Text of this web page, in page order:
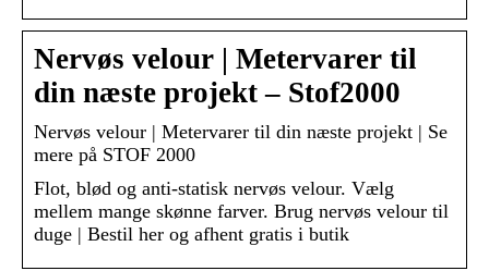
Nervøs velour | Metervarer til
din næste projekt – Stof2000
Nervøs velour | Metervarer til din næste projekt | Se
mere på STOF 2000
Flot, blød og anti-statisk nervøs velour. Vælg
mellem mange skønne farver. Brug nervøs velour til
duge | Bestil her og afhent gratis i butik